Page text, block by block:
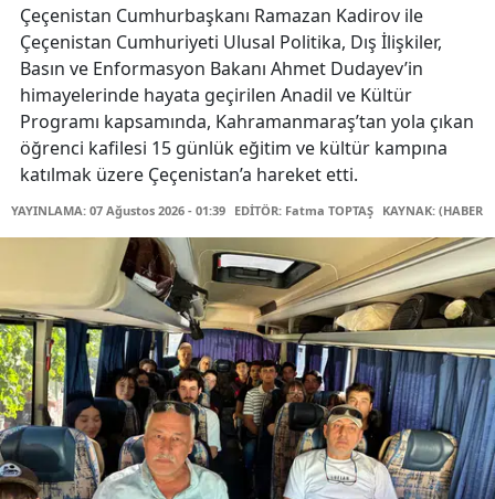
Çeçenistan Cumhurbaşkanı Ramazan Kadirov ile
Çeçenistan Cumhuriyeti Ulusal Politika, Dış İlişkiler,
Basın ve Enformasyon Bakanı Ahmet Dudayev’in
himayelerinde hayata geçirilen Anadil ve Kültür
Programı kapsamında, Kahramanmaraş’tan yola çıkan
öğrenci kafilesi 15 günlük eğitim ve kültür kampına
katılmak üzere Çeçenistan’a hareket etti.
YAYINLAMA: 07 Ağustos 2026 - 01:39 EDİTÖR: Fatma TOPTAŞ KAYNAK: (HABER